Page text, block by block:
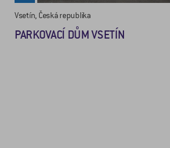
Vsetín, Česká republika
PARKOVACÍ DŮM VSETÍN